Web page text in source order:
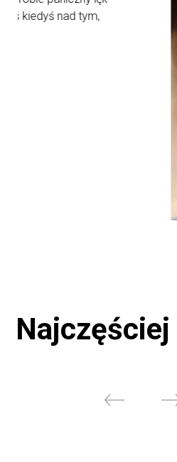
macierzyństwie,